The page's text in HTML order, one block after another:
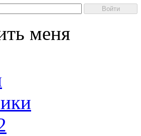
Войти
меня